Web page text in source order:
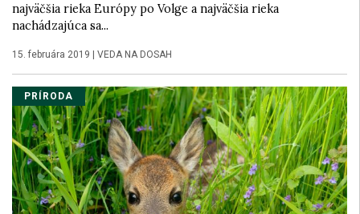
najväčšia rieka Európy po Volge a najväčšia rieka
nachádzajúca sa...
15. februára 2019 | VEDA NA DOSAH
PRÍRODA